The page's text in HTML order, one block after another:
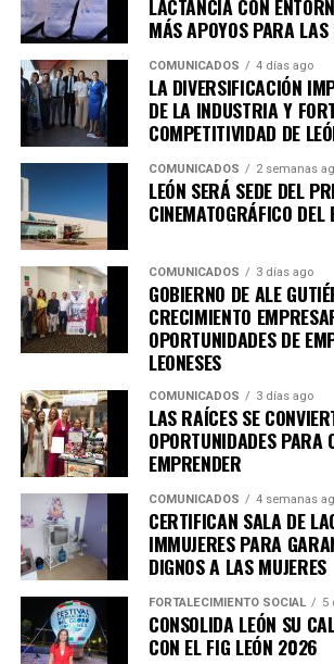
Iberoamericana León, Universidad La
CANACINTRA León y el Tecnológico de
Campus León, fortaleciendo el trabajo
entre gobierno, academia, iniciativa
Municipal de Planeación de León
compromiso con la participación
planeación estratégica como
fundamentales para construir una
competitiva, sostenible, incluyente y
retos de las próximas décadas.
LACTANCIA CON
MÁS APOYOS PARA
COMUNICADOS 4 días ago
LA DIVERSIFICACIÓN
DE LA INDUSTRIA Y
COMPETITIVIDAD DE
COMUNICADOS 2 semanas
LEÓN SERÁ SEDE DEL
CINEMATOGRÁFICO DEL
COMUNICADOS 3 días ago
GOBIERNO DE ALE
CRECIMIENTO
OPORTUNIDADES DE
LEONESES
COMUNICADOS 3 días ago
LAS RAÍCES SE
OPORTUNIDADES PARA
EMPRENDER
COMUNICADOS 4 semanas
CERTIFICAN SALA DE
IMMUJERES PARA
DIGNOS A LAS MUJERES
FORTALECIMIENTO SOCIAL 5
CONSOLIDA LEÓN SU
CON EL FIG LEÓN 2026